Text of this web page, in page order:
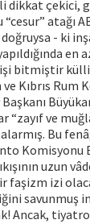
dikkat çekici,
atağı
- ki
en
bitmiştir
Kıbrıs Rum
“zayıf ve
Bu
Komisyonu
uzun
faşizm izi
savunmuş
Ancak,